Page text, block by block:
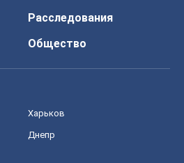
Расследования
Общество
Харьков
Днепр